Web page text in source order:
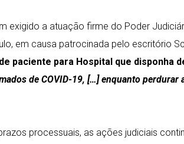
exigido a atuação firme do Poder
em causa patrocinada pelo escritório
paciente para Hospital que disponha
de COVID-19, […] enquanto perdurar
processuais, as ações judiciais